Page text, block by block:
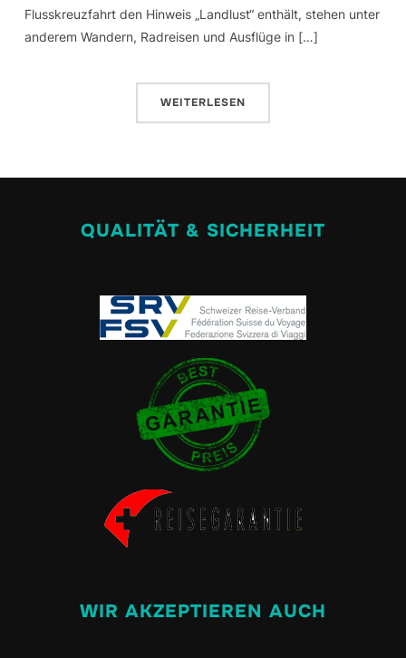
Flusskreuzfahrt den Hinweis „Landlust“ enthält, stehen unter
anderem Wandern, Radreisen und Ausflüge in […]
WEITERLESEN
QUALITÄT & SICHERHEIT
WIR AKZEPTIEREN AUCH